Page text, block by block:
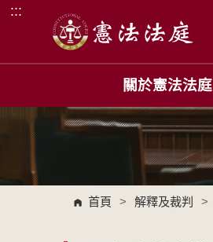
跳到主要內容區塊
:::
關於憲法法庭
首頁 > 解釋及裁判 >